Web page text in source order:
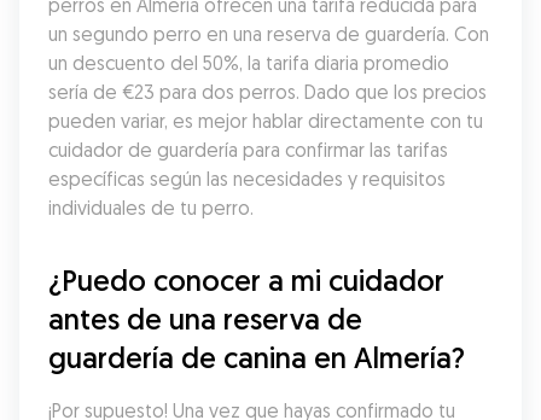
perros en Almería ofrecen una tarifa reducida para
un segundo perro en una reserva de guardería. Con
un descuento del 50%, la tarifa diaria promedio
sería de €23 para dos perros. Dado que los precios
pueden variar, es mejor hablar directamente con tu
cuidador de guardería para confirmar las tarifas
específicas según las necesidades y requisitos
individuales de tu perro.
¿Puedo conocer a mi cuidador
antes de una reserva de
guardería de canina en Almería?
¡Por supuesto! Una vez que hayas confirmado tu